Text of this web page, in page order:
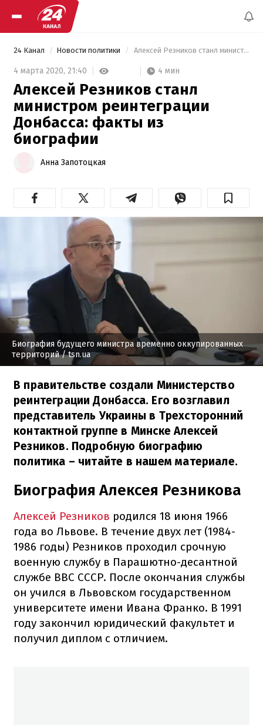
24 Канал Новости политики Алексей Резников станл министром реинтеграции Донбасса: факты из биографии
4 марта 2020, 21:40 4 мин
Алексей Резников станл
министром реинтеграции
Донбасса: факты из
биографии
Анна Запотоцкая
Биография будущего министра временно оккупированных
территорий/ tsn.ua
В правительстве создали Министерство
реинтеграции Донбасса. Его возглавил
представитель Украины в Трехсторонний
контактной группе в Минске Алексей
Резников. Подробную биографию
политика – читайте в нашем материале.
Биография Алексея Резникова
Алексей Резников родился 18 июня 1966
года во Львове. В течение двух лет (1984-
1986 годы) Резников проходил срочную
военную службу в Парашютно-десантной
службе ВВС СССР. После окончания службы
он учился в Львовском государственном
университете имени Ивана Франко. В 1991
году закончил юридический факультет и
получил диплом с отличием.